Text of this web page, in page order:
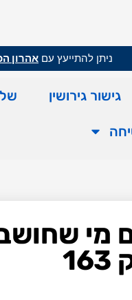
ניתן להתייעץ עם אהרון
גישור גירושין
מי